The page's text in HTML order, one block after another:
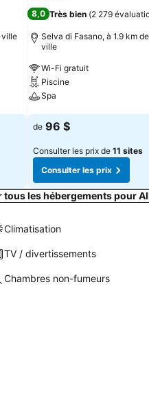
ville
8,0 Très bien (2 279
Selva di Fasano, à 1.9 km
ville
Wi-Fi gratuit
Piscine
Spa
Consulter les prix
de 96 $
Consulter les prix de 11 sites
Consulter les prix
tous les hébergements pour
Climatisation
TV / divertissements
Chambres non-fumeurs